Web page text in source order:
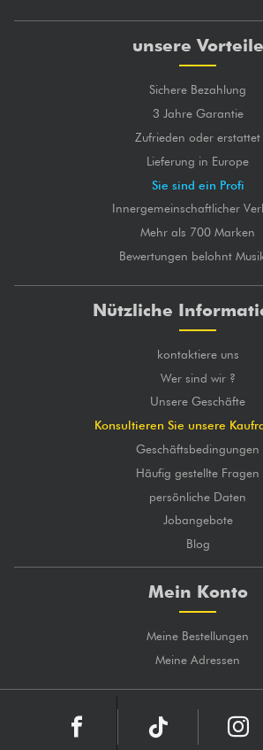
unsere Vorteile
Sichere Bezahlung
3 Jahre Garantie
Zufrieden oder erstattet
Lieferung in Europe
Sie sind ein Profi
Innergemeinschaftlicher
Mehr als 700 Marken
Bewertungen belohnt
Nützliche
kontaktiere uns
Wer sind wir ?
Unsere Geschäfte
Konsultieren Sie unsere
Geschäftsbedingungen
Häufig gestellte Fragen
persönliche Daten
Jobangebote
Blog
Mein Konto
Meine Bestellungen
Meine Adressen